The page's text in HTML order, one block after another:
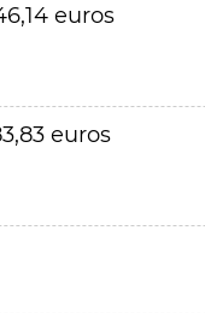
euros
euros